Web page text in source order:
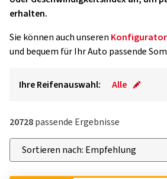
erhalten.
Sie können auch unseren Konfigurator
und bequem für Ihr Auto passende
Ihre Reifenauswahl: Alle
20728passende Ergebnisse